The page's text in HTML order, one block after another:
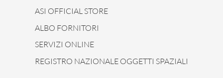
ASI OFFICIAL STORE
ALBO FORNITORI
SERVIZI ONLINE
REGISTRO NAZIONALE OGGETTI SPAZIALI